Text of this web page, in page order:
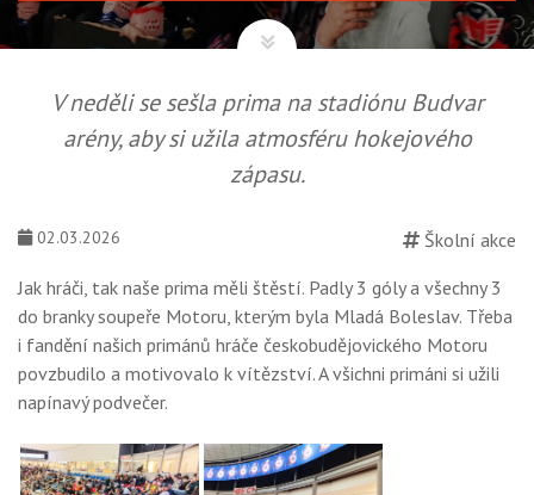
V neděli se sešla prima na stadiónu Budvar
arény, aby si užila atmosféru hokejového
zápasu.
02.03.2026
Školní akce
Jak hráči, tak naše prima měli štěstí. Padly 3 góly a všechny 3
do branky soupeře Motoru, kterým byla Mladá Boleslav. Třeba
i fandění našich primánů hráče českobudějovického Motoru
povzbudilo a motivovalo k vítězství. A všichni primáni si užili
napínavý podvečer.